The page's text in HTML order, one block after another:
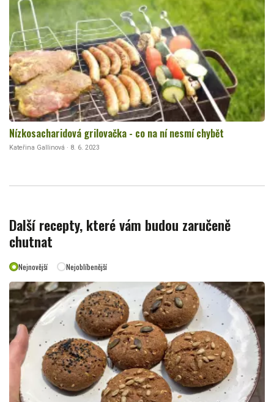
Nízkosacharidová grilovačka - co na ní nesmí chybět
Kateřina Gallinová · 8. 6. 2023
Další recepty, které vám budou zaručeně
chutnat
Nejnovější Nejoblíbenější